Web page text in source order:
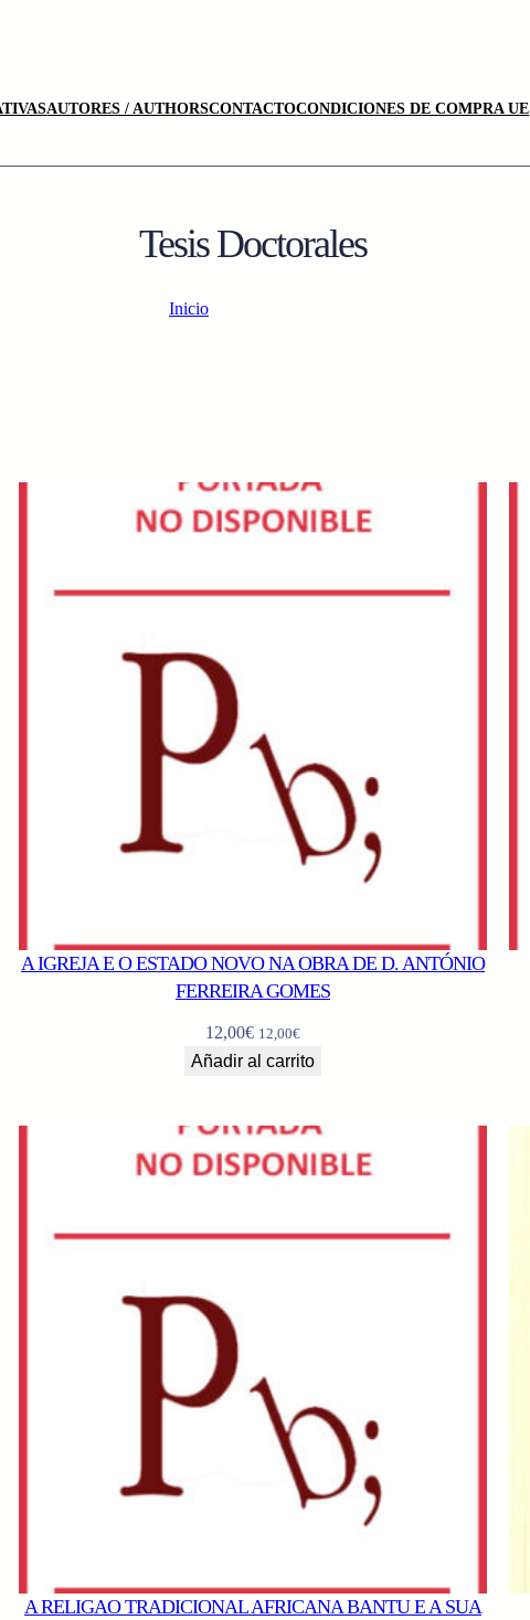
AUTORES / AUTHORSCONTACTOCONDICIONES DE COMPRA UE
Tesis Doctorales
Inicio
A IGREJA E O ESTADO NOVO NA OBRA DE D. ANTÓNIO
FERREIRA GOMES
12,00€ 12,00€
Añadir al carrito
A RELIGAO TRADICIONAL AFRICANA BANTU E A SUA